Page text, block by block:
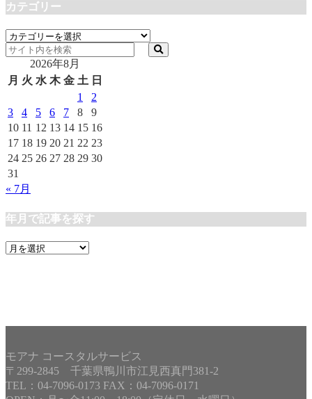
カテゴリー
カ
テ
リ
2026年8月
月 火 水 木 金 土 日
1
2
3
4 5 6 7 8
9
10 11 12 13 14 15 16
17 18 19 20 21 22 23
24 25 26 27 28 29 30
31
« 7月
年月で記事を探す
年
モアナ コースタルサービス
〒299-2845 千葉県鴨川市江見西真門381-2
TEL：04-7096-0173 FAX：04-7096-0171